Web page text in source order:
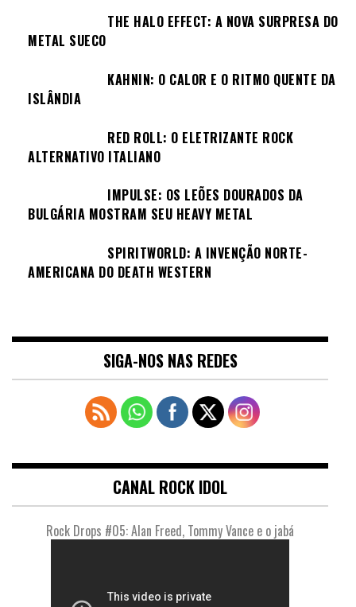
THE HALO EFFECT: A NOVA SURPRESA DO
METAL SUECO
KAHNIN: O CALOR E O RITMO QUENTE DA
ISLÂNDIA
RED ROLL: O ELETRIZANTE ROCK
ALTERNATIVO ITALIANO
IMPULSE: OS LEÕES DOURADOS DA
BULGÁRIA MOSTRAM SEU HEAVY METAL
SPIRITWORLD: A INVENÇÃO NORTE-
AMERICANA DO DEATH WESTERN
SIGA-NOS NAS REDES
CANAL ROCK IDOL
Rock Drops #05: Alan Freed, Tommy Vance e o jabá